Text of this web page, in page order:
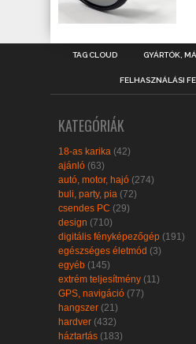
TAG CLOUD GYÁRTÓK,
FELHASZNÁLÁSI
KATEGÓRIÁK
18-as karika (42)
ajánló (63)
autó, motor, hajó (274)
buli, party, pia (72)
csendes PC (29)
design (710)
digitális fényképezőgép (191)
egészséges életmód (3)
egyéb (145)
extrém teljesítmény (11)
GPS, navigáció (77)
hangszer (21)
hardver (432)
háztartás (183)